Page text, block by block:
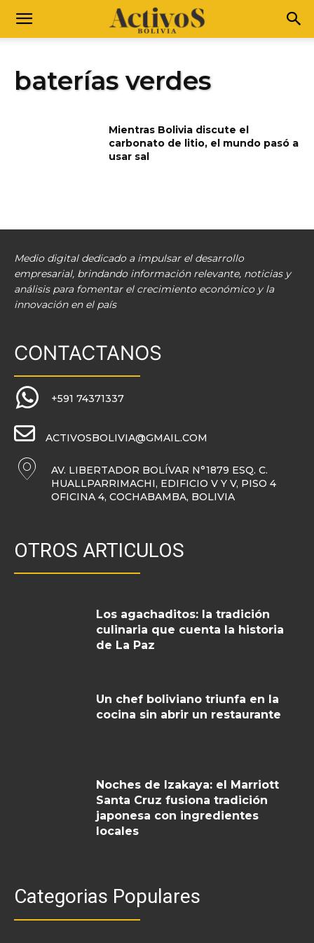
baterías verdes
Mientras Bolivia discute el
carbonato de litio, el mundo pasó a
usar sal
Medio digital dedicado a impulsar el desarrollo
empresarial, brindando información relevante, noticias y
análisis para fomentar el crecimiento económico y la
innovación en el país
CONTACTANOS
+591 74371337
ACTIVOSBOLIVIA@GMAIL.COM
AV. LIBERTADOR BOLÍVAR N°1879 ESQ. C.
HUALLPARRIMACHI, EDIFICIO V Y V, PISO 4
OFICINA 4, COCHABAMBA, BOLIVIA
OTROS ARTICULOS
Los agachaditos: la tradición
culinaria que cuenta la historia
de La Paz
Un chef boliviano triunfa en la
cocina sin abrir un restaurante
Noches de Izakaya: el Marriott
Santa Cruz fusiona tradición
japonesa con ingredientes
locales
Categorias Populares